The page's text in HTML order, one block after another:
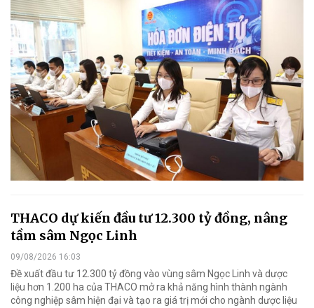
THACO dự kiến đầu tư 12.300 tỷ đồng, nâng
tầm sâm Ngọc Linh
09/08/2026 16:03
Đề xuất đầu tư 12.300 tỷ đồng vào vùng sâm Ngọc Linh và dược
liệu hơn 1.200 ha của THACO mở ra khả năng hình thành ngành
công nghiệp sâm hiện đại và tạo ra giá trị mới cho ngành dược liệu